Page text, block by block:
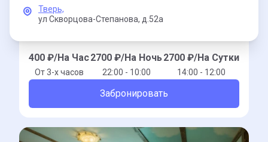
Тверь,
ул Скворцова-Степанова, д.52а
400 ₽/На Час
От 3-x часов
2700 ₽/На Ночь
22:00 - 10:00
2700 ₽/На Сутки
14:00 - 12:00
Забронировать